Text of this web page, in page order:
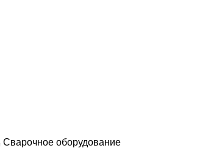
Сварочное оборудование